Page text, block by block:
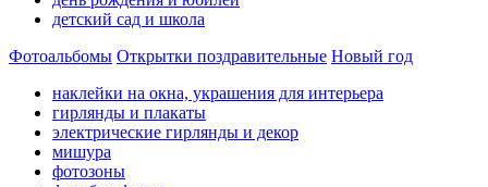
детский сад и школа
Фотоальбомы Открытки поздравительные Новый год
наклейки на окна, украшения для интерьера
гирлянды и плакаты
электрические гирлянды и декор
мишура
фотозоны